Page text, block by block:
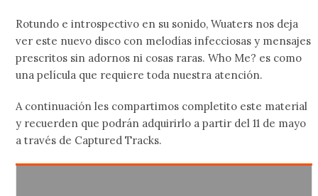
Rotundo e introspectivo en su sonido, Wuaters nos deja
ver este nuevo disco con melodías infecciosas y mensajes
prescritos sin adornos ni cosas raras. Who Me? es como
una película que requiere toda nuestra atención.
A continuación les compartimos completito este material
y recuerden que podrán adquirirlo a partir del 11 de mayo
a través de Captured Tracks.